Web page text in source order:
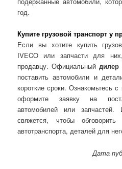
год.
Купите грузовой транспорт у
Если вы хотите купить
IVECO или запчасти для
продавцу. Официальныйдилер
поставить автомобили и
короткие сроки. Ознакомьтесь
оформите заявку на
автомобилей или
свяжется, чтобы обговорить
автотранспорта, деталей для
Дата